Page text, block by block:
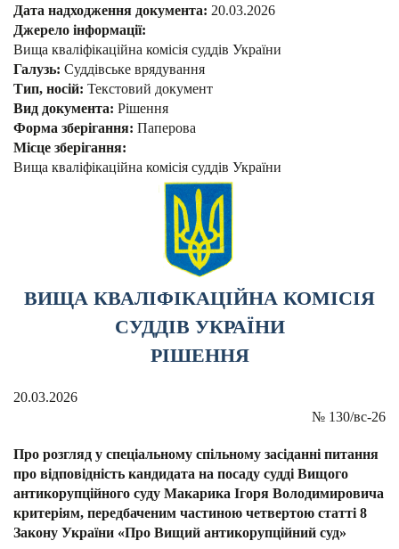
Дата надходження документа: 20.03.2026
Джерело інформації:
Вища кваліфікаційна комісія суддів України
Галузь: Суддівське врядування
Тип, носій: Текстовий документ
Вид документа: Рішення
Форма зберігання: Паперова
Місце зберігання:
Вища кваліфікаційна комісія суддів України
ВИЩА КВАЛІФІКАЦІЙНА КОМІСІЯ
СУДДІВ УКРАЇНИ
РІШЕННЯ
20.03.2026
№ 130/вс-26
Про розгляд у спеціальному спільному засіданні питання
про відповідність кандидата на посаду судді Вищого
антикорупційного суду Макарика Ігоря Володимировича
критеріям, передбаченим частиною четвертою статті 8
Закону України «Про Вищий антикорупційний суд»